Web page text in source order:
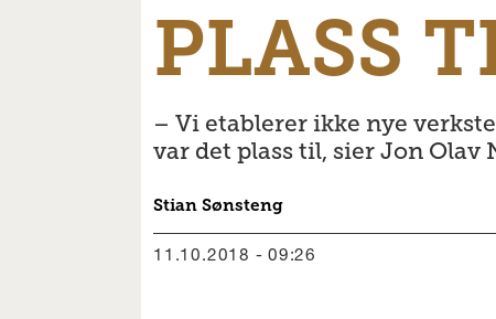
PLASS
– Vi etablerer ikke nye
var det plass til, sier Jon Olav
Stian Sønsteng
11.10.2018 - 09:26